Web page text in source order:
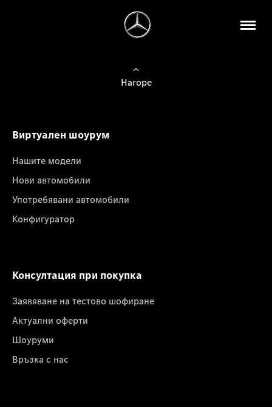
Нагоре
Виртуален шоурум
Нашите модели
Нови автомобили
Употребявани автомобили
Конфигуратор
Консултация при покупка
Заявяване на тестово шофиране
Актуални оферти
Шоуруми
Връзка с нас